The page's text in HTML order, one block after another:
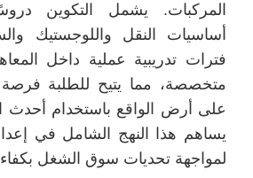
المركبات. يشمل التكوين
أساسيات النقل واللوجستيك
فترات تدريبية عملية داخل
متخصصة، مما يتيح للطلبة
على أرض الواقع باستخدام أحدث
يساهم هذا النهج الشامل في
لمواجهة تحديات سوق الشغل